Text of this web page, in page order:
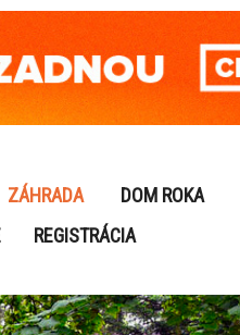
ZÁHRADA DOM ROKA
REGISTRÁCIA